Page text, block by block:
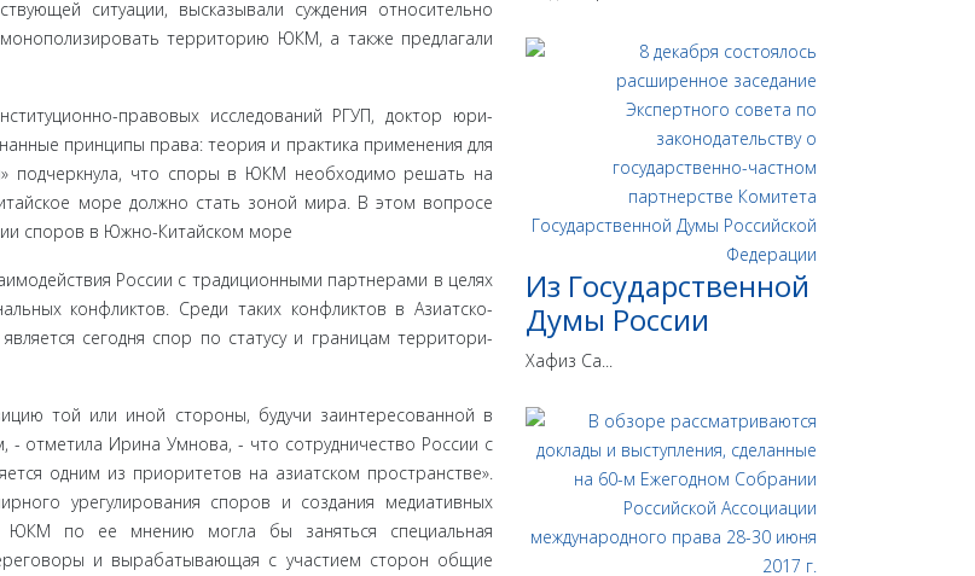
ситуации, высказывали суждения относительно
территорию ЮКМ, а также предлагали
правовых исследований РГУП, доктор юри­
принципы права: теория и практика применения для
подчеркнула, что споры в ЮКМ необходимо решать на
море должно стать зоной мира. В этом вопросе
споров в Южно-Китайском море
России с традиционными партнерами в целях
конфликтов. Среди таких конфликтов в Азиат­ско-
сегодня спор по статусу и границам территори­
той или иной стороны, будучи заинтересованной в
отметила Ирина Умнова, - что сотрудничество России с
одним из приоритетов на азиатском пространстве».
урегу­лирования споров и создания медиативных
по ее мнению могла бы заняться специальная
и вырабатывающая с участием сторон общие
Из Государственной
Думы России
Хафиз Са...